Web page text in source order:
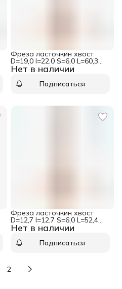
Нет в наличии
Фреза ласточкин хвост
D=19,0 I=22,0 S=6,0 L=60,3
CMT 718.190.11
Подписаться
Нет в наличии
Фреза ласточкин хвост
D=12,7 I=12,7 S=6,0 L=52,4
CMT 718.127.11
Подписаться
2